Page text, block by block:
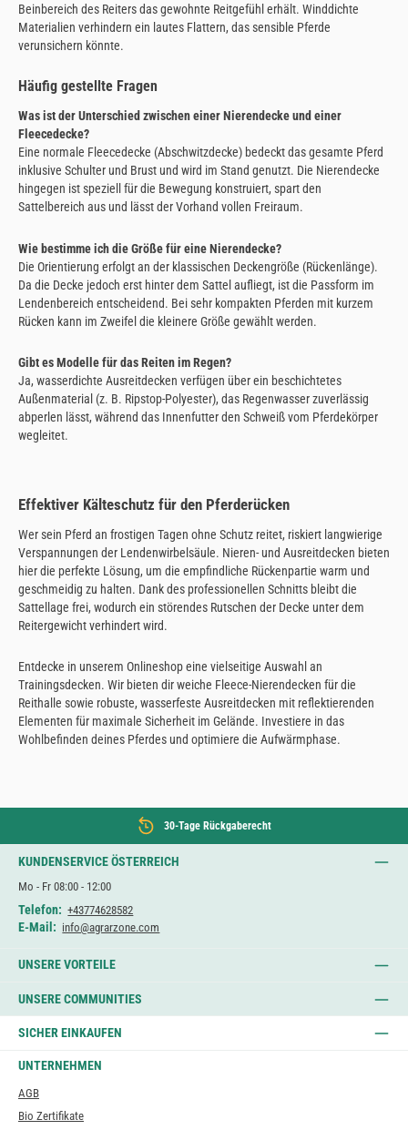
Beinbereich des Reiters das gewohnte Reitgefühl erhält. Winddichte
Materialien verhindern ein lautes Flattern, das sensible Pferde
verunsichern könnte.
Häufig gestellte Fragen
Was ist der Unterschied zwischen einer Nierendecke und einer
Fleecedecke?
Eine normale Fleecedecke (Abschwitzdecke) bedeckt das gesamte Pferd
inklusive Schulter und Brust und wird im Stand genutzt. Die Nierendecke
hingegen ist speziell für die Bewegung konstruiert, spart den
Sattelbereich aus und lässt der Vorhand vollen Freiraum.
Wie bestimme ich die Größe für eine Nierendecke?
Die Orientierung erfolgt an der klassischen Deckengröße (Rückenlänge).
Da die Decke jedoch erst hinter dem Sattel aufliegt, ist die Passform im
Lendenbereich entscheidend. Bei sehr kompakten Pferden mit kurzem
Rücken kann im Zweifel die kleinere Größe gewählt werden.
Gibt es Modelle für das Reiten im Regen?
Ja, wasserdichte Ausreitdecken verfügen über ein beschichtetes
Außenmaterial (z. B. Ripstop-Polyester), das Regenwasser zuverlässig
abperlen lässt, während das Innenfutter den Schweiß vom Pferdekörper
wegleitet.
Effektiver Kälteschutz für den Pferderücken
Wer sein Pferd an frostigen Tagen ohne Schutz reitet, riskiert langwierige
Verspannungen der Lendenwirbelsäule. Nieren- und Ausreitdecken bieten
hier die perfekte Lösung, um die empfindliche Rückenpartie warm und
geschmeidig zu halten. Dank des professionellen Schnitts bleibt die
Sattellage frei, wodurch ein störendes Rutschen der Decke unter dem
Reitergewicht verhindert wird.
Entdecke in unserem Onlineshop eine vielseitige Auswahl an
Trainingsdecken. Wir bieten dir weiche Fleece-Nierendecken für die
Reithalle sowie robuste, wasserfeste Ausreitdecken mit reflektierenden
Elementen für maximale Sicherheit im Gelände. Investiere in das
Wohlbefinden deines Pferdes und optimiere die Aufwärmphase.
30-Tage Rückgaberecht
KUNDENSERVICE ÖSTERREICH
Mo - Fr 08:00 - 12:00
Telefon: +43774628582
E-Mail: info@agrarzone.com
UNSERE VORTEILE
UNSERE COMMUNITIES
SICHER EINKAUFEN
UNTERNEHMEN
AGB
Bio Zertifikate